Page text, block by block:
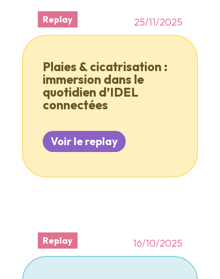
Plaies & cicatrisation :
immersion dans le
quotidien d’IDEL
connectées
25/11/2025
Voir le replay
Replay
16/10/2025
Replay